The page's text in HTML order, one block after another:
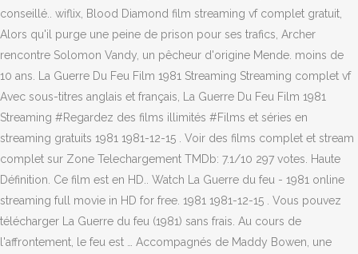
conseillé.. wiflix, Blood Diamond film streaming vf complet gratuit,
Alors qu'il purge une peine de prison pour ses trafics, Archer
rencontre Solomon Vandy, un pêcheur d'origine Mende. moins de
10 ans. La Guerre Du Feu Film 1981 Streaming Streaming complet vf
Avec sous-titres anglais et français, La Guerre Du Feu Film 1981
Streaming #Regardez des films illimités #Films et séries en
streaming gratuits 1981 1981-12-15 . Voir des films complet et stream
complet sur Zone Telechargement TMDb: 7.1/10 297 votes. Haute
Définition. Ce film est en HD.. Watch La Guerre du feu - 1981 online
streaming full movie in HD for free. 1981 1981-12-15 . Vous pouvez
télécharger La Guerre du feu (1981) sans frais. Au cours de
l'affrontement, le feu est … Accompagnés de Maddy Bowen, une